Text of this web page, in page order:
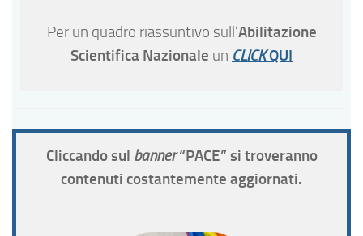
Per un quadro riassuntivo sull’Abilitazione
Scientifica Nazionale un CLICKQUI
Cliccando sul banner“PACE” si troveranno
contenuti costantemente aggiornati.